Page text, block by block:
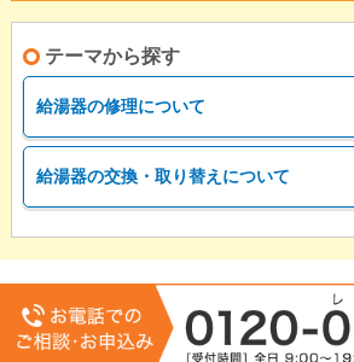
テーマから探す
給湯器の修理について
給湯器の交換・取り替えについて